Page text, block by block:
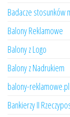
Badacze stosunków
Balony Reklamowe
Balony z Logo
Balony z Nadrukiem
balony-reklamowe.pl
Bankierzy II